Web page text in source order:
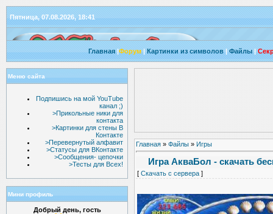
Пятница, 07.08.2026, 18:41
Главная|Форум|Картинки из символов|Файлы|
Меню сайта
Подпишись на мой YouTube
канал ;)
>Прикольные ники для
контакта
>Картинки для стены В
Контакте
>Перевернутый алфавит
>Статусы для ВКонтакте
>Сообщения- цепочки
>Тесты для Всех!
Мини профиль
Добрый день, гость
Главная » Файлы » Игры
Игра АкваБол - скачать
[ Скачать с сервера ]